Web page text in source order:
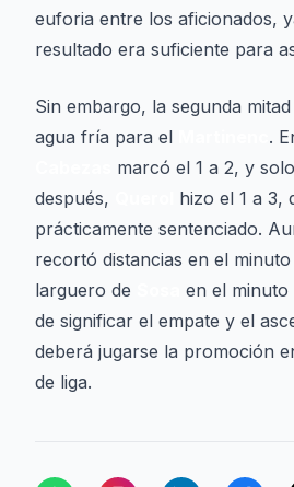
euforia entre los aficionados,
resultado era suficiente para
Sin embargo, la segunda
agua fría para el
.
marcó el 1 a 2, y
después,
hizo el 1 a 3,
prácticamente sentenciado.
recortó distancias en el
larguero de
en el
de significar el empate y el
deberá jugarse la promoción
de liga.